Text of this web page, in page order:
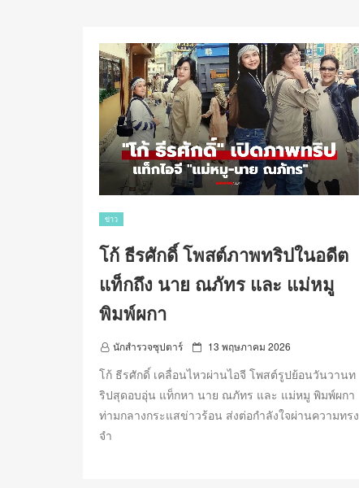
ข่าว
โก้ ธีรศักดิ์ โพสต์ภาพทริปในอดีต
แท็กถึง นาย ณภัทร และ แม่หมู
พิมพ์ผกา
นักสำรวจซุปตาร์
P
s
t
e
13 พฤษภาคม 2026
โก้ ธีรศักดิ์ เคลื่อนไหวผ่านไอจี โพสต์รูปย้อนวันวานท
ริปสุดอบอุ่น แท็กหา นาย ณภัทร และ แม่หมู พิมพ์ผกา
ท่ามกลางกระแสข่าวร้อน ส่งต่อกำลังใจผ่านความทรง
จำ